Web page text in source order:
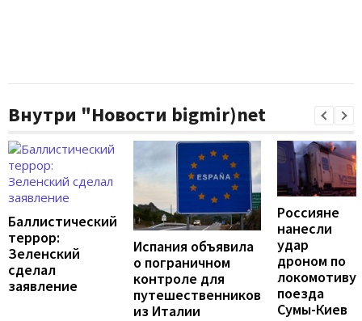
Внутри "Новости bigmir)net
Баллистический
террор:
Зеленский
сделал
заявление
Испания объявила
о пограничном
контроле для
путешественников
из Италии
Россияне
нанесли
удар
дроном по
локомотиву
поезда
Сумы-Киев